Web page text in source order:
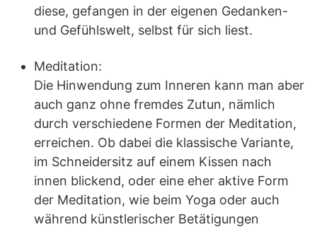
diese, gefangen in der eigenen Gedanken-
und Gefühlswelt, selbst für sich liest.
Meditation:
Die Hinwendung zum Inneren kann man aber
auch ganz ohne fremdes Zutun, nämlich
durch verschiedene Formen der Meditation,
erreichen. Ob dabei die klassische Variante,
im Schneidersitz auf einem Kissen nach
innen blickend, oder eine eher aktive Form
der Meditation, wie beim Yoga oder auch
während künstlerischer Betätigungen